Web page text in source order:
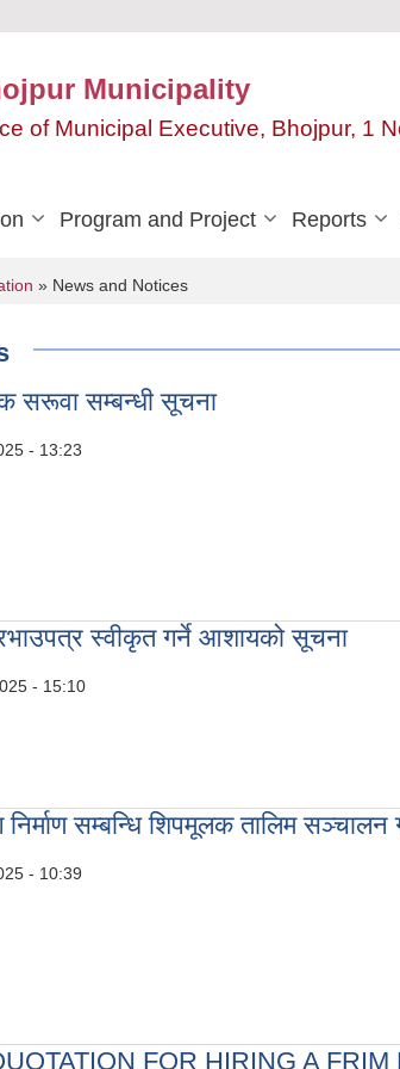
Municipality
of Municipal Executive, Bhojpur, 1
Program and Project Reports
» News and Notices
सरूवा सम्बन्धी सूचना
- 13:23
स्वीकृत गर्ने आशायको सूचना
- 15:10
सम्बन्धि शिपमूलक तालिम
- 10:39
FOR HIRING A